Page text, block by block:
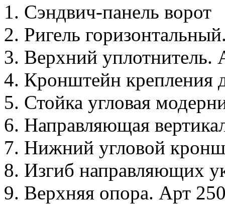
1. Сэндвич-панель ворот
2. Ригель
3. Верхний уплотнитель.
4. Кронштейн крепления
5. Стойка угловая
6. Направляющая
7. Нижний угловой
8. Изгиб направляющих
9. Верхняя опора. Арт